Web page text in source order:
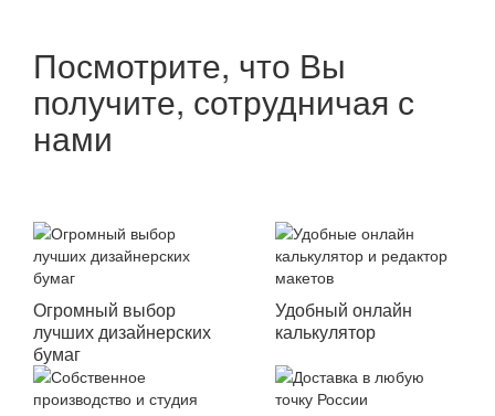
Посмотрите, что Вы
получите, сотрудничая с
нами
Огромный выбор
лучших дизайнерских
бумаг
Удобный онлайн
калькулятор